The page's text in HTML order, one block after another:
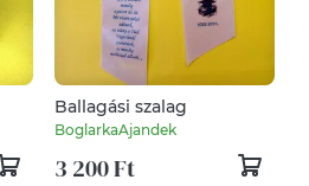
Ballagási szalag
BoglarkaAjandek
3 200 Ft